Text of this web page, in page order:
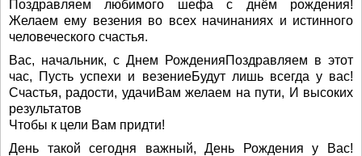
Поздравляем любимого шефа с днём рождения!
Желаем ему везения во всех начинаниях и истинного
человеческого счастья.
Вас, начальник, с Днем РожденияПоздравляем в этот
час, Пусть успехи и везениеБудут лишь всегда у вас!
Счастья, радости, удачиВам желаем на пути, И высоких
результатов
Чтобы к цели Вам придти!
День такой сегодня важный, День Рождения у Вас!